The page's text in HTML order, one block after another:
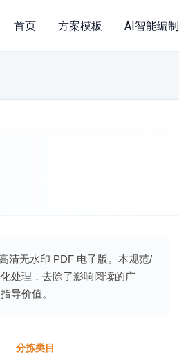
首页 方案模板 AI智能编制
清无水印 PDF 电子版。本规范/
处理，去除了影响阅读的广
导价值。
分拣类目